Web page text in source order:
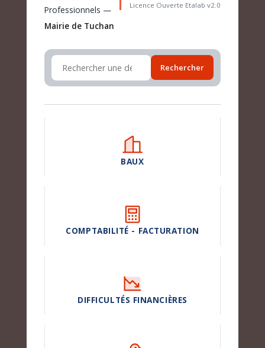
Professionnels —
Mairie de Tuchan
Licence Ouverte Etalab v2.0
Rechercher
BAUX
COMPTABILITÉ - FACTURATION
DIFFICULTÉS FINANCIÈRES